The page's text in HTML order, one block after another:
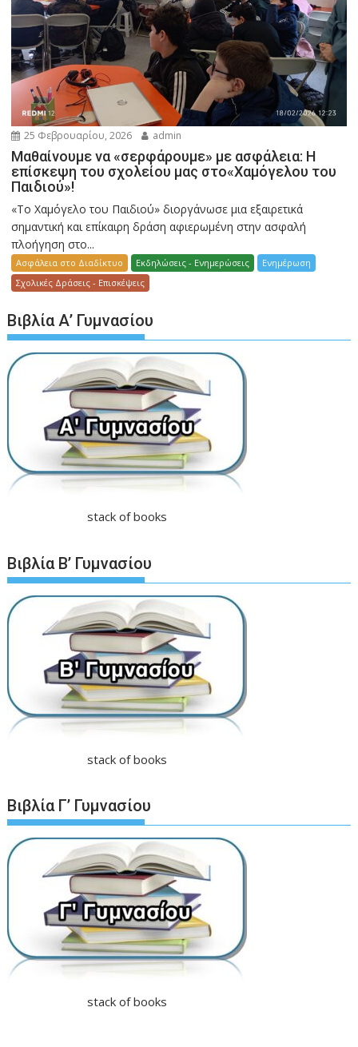
25 Φεβρουαρίου, 2026 admin
Μαθαίνουμε να «σερφάρουμε» με ασφάλεια: Η
επίσκεψη του σχολείου μας στο«Χαμόγελου του
Παιδιού»!
«Το Χαμόγελο του Παιδιού» διοργάνωσε μια εξαιρετικά
σημαντική και επίκαιρη δράση αφιερωμένη στην ασφαλή
πλοήγηση στο...
Ασφάλεια στο Διαδίκτυο Εκδηλώσεις - Ενημερώσεις
Ενημέρωση
Σχολικές Δράσεις - Επισκέψεις
Βιβλία Α’ Γυμνασίου
stack of books
Βιβλία Β’ Γυμνασίου
stack of books
Βιβλία Γ’ Γυμνασίου
stack of books